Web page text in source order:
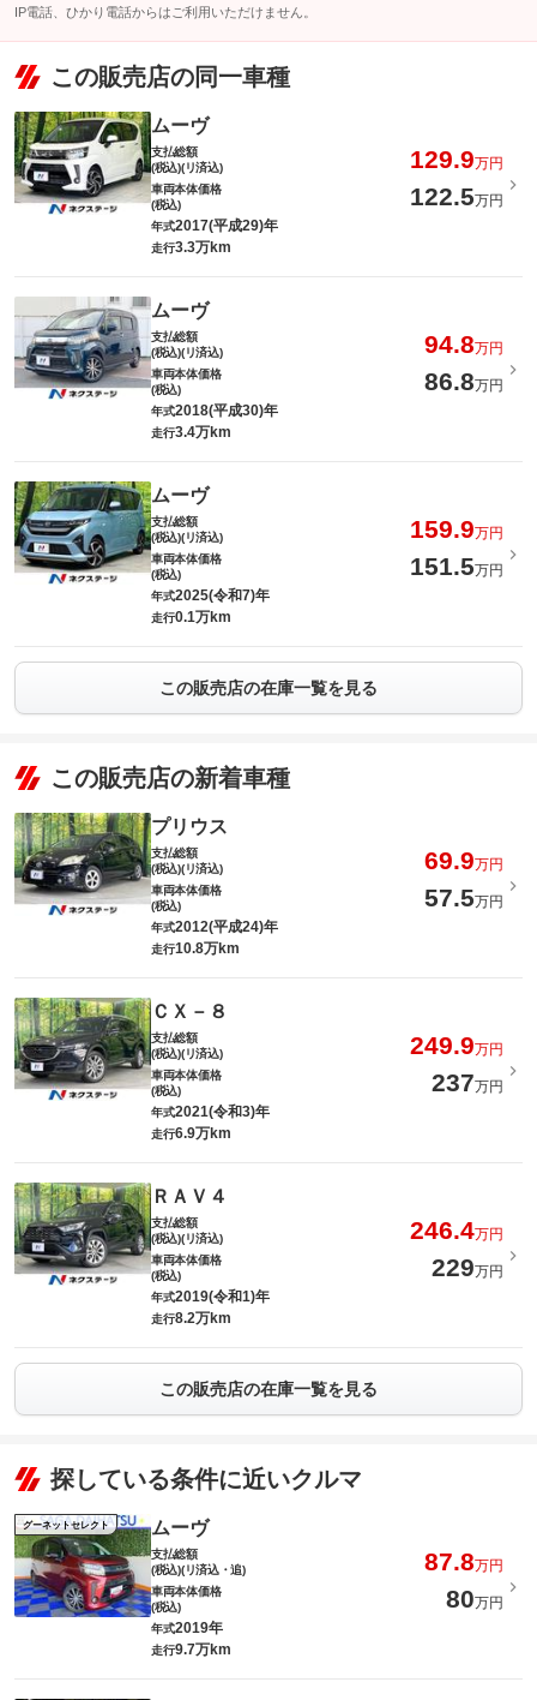
IP電話、ひかり電話からはご利用いただけません。
この販売店の同一車種
ムーヴ
支払総額
(税込)(リ済込)
129.9万円
車両本体価格
(税込)
122.5万円
年式2017(平成29)年
走行3.3万km
ムーヴ
支払総額
(税込)(リ済込)
94.8万円
車両本体価格
(税込)
86.8万円
年式2018(平成30)年
走行3.4万km
ムーヴ
支払総額
(税込)(リ済込)
159.9万円
車両本体価格
(税込)
151.5万円
年式2025(令和7)年
走行0.1万km
この販売店の在庫一覧を見る
この販売店の新着車種
プリウス
支払総額
(税込)(リ済込)
69.9万円
車両本体価格
(税込)
57.5万円
年式2012(平成24)年
走行10.8万km
ＣＸ－８
支払総額
(税込)(リ済込)
249.9万円
車両本体価格
(税込)
237万円
年式2021(令和3)年
走行6.9万km
ＲＡＶ４
支払総額
(税込)(リ済込)
246.4万円
車両本体価格
(税込)
229万円
年式2019(令和1)年
走行8.2万km
この販売店の在庫一覧を見る
探している条件に近いクルマ
グーネットセレクト ムーヴ
支払総額
(税込)(リ済込・追)
87.8万円
車両本体価格
(税込)
80万円
年式2019年
走行9.7万km